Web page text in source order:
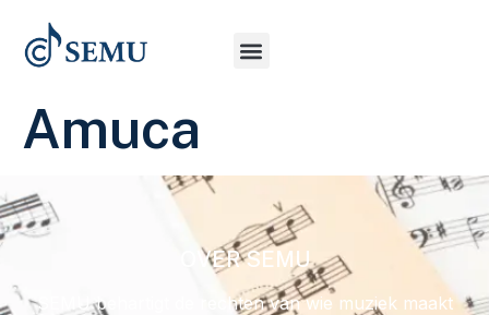
Amuca
OVER SEMU
SEMU behartigt de rechten van wie muziek maakt